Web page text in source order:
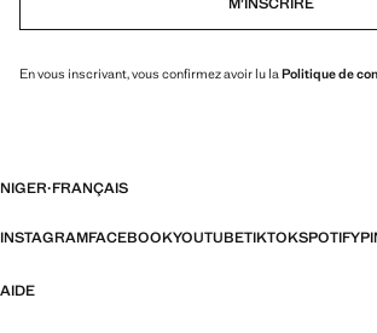
En vous inscrivant, vous confirmez avoir lu la Politique de
NIGER·FRANÇAIS
INSTAGRAMFACEBOOKYOUTUBETIKTOKSPOTIFY
AIDE